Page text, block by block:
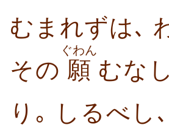
むまれずは､
その 願
ぐわん
むな
り｡ しるべし